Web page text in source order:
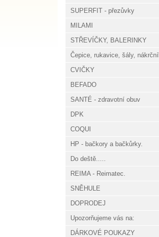
SUPERFIT - přezůvky
MILAMI
STŘEVÍČKY, BALERINKY
Čepice, rukavice, šály,
CVIČKY
BEFADO
SANTÉ - zdravotní obuv
DPK
COQUI
HP - bačkory a bačkůrky.
Do deště.....
REIMA - Reimatec.
SNĚHULE
DOPRODEJ
Upozorňujeme vás na:
DÁRKOVÉ POUKAZY